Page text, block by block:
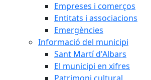
Empreses i comerços
Entitats i associacions
Emergències
Informació del municipi
Sant Martí d'Albars
El municipi en xifres